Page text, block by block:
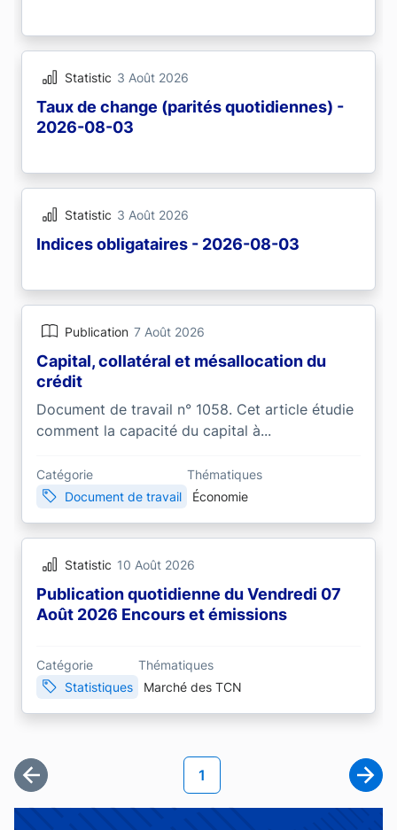
Statistic 3 Août 2026
Taux de change (parités quotidiennes) -
2026-08-03
Statistic 3 Août 2026
Indices obligataires - 2026-08-03
Publication 7 Août 2026
Capital, collatéral et mésallocation du
crédit
Document de travail n° 1058. Cet article étudie
comment la capacité du capital à...
Catégorie
Document de travail
Thématiques
Économie
Statistic 10 Août 2026
Publication quotidienne du Vendredi 07
Août 2026 Encours et émissions
Catégorie
Statistiques
Thématiques
Marché des TCN
Première page
Page courante
1